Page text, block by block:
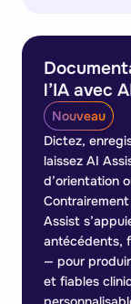
l’IA avec
Nouveau
Dictez,
laissez AI
d’orientation
Assist
antécédents,
— pour
et fiables